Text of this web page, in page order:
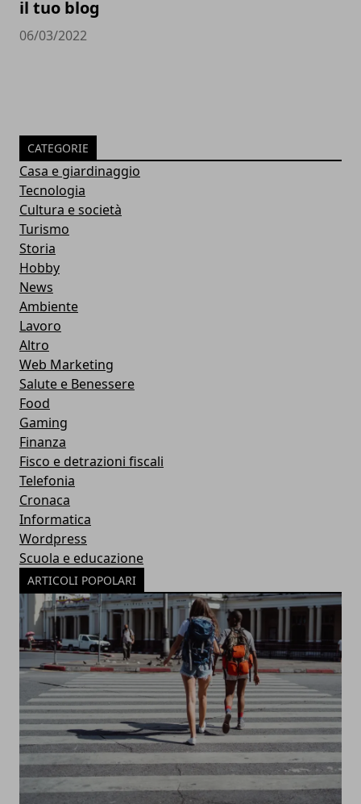
il tuo blog
06/03/2022
CATEGORIE
Casa e giardinaggio
Tecnologia
Cultura e società
Turismo
Storia
Hobby
News
Ambiente
Lavoro
Altro
Web Marketing
Salute e Benessere
Food
Gaming
Finanza
Fisco e detrazioni fiscali
Telefonia
Cronaca
Informatica
Wordpress
Scuola e educazione
ARTICOLI POPOLARI